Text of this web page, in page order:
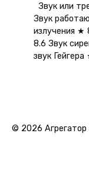
Звук или
Звук
излучения ★
8.6 Звук
звук Гейгера
© 2026 Агрегатор